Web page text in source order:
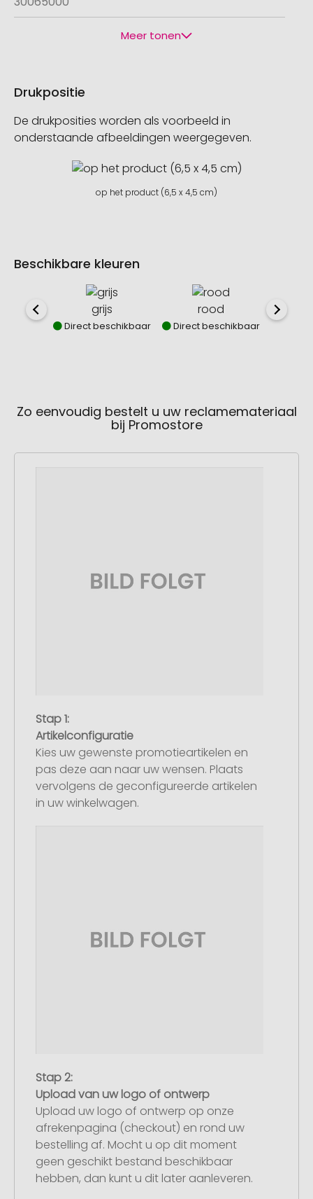
Meer tonen
Drukpositie
De drukposities worden als voorbeeld in
onderstaande afbeeldingen weergegeven.
op het product (6,5 x 4,5 cm)
Beschikbare kleuren
grijs
Direct beschikbaar
rood
Direct beschikbaar
Zo eenvoudig bestelt u uw reclamemateriaal
bij Promostore
Stap 1:
Artikelconfiguratie
Kies uw gewenste promotieartikelen en
pas deze aan naar uw wensen. Plaats
vervolgens de geconfigureerde artikelen
in uw winkelwagen.
Stap 2:
Upload van uw logo of ontwerp
Upload uw logo of ontwerp op onze
afrekenpagina (checkout) en rond uw
bestelling af. Mocht u op dit moment
geen geschikt bestand beschikbaar
hebben, dan kunt u dit later aanleveren.